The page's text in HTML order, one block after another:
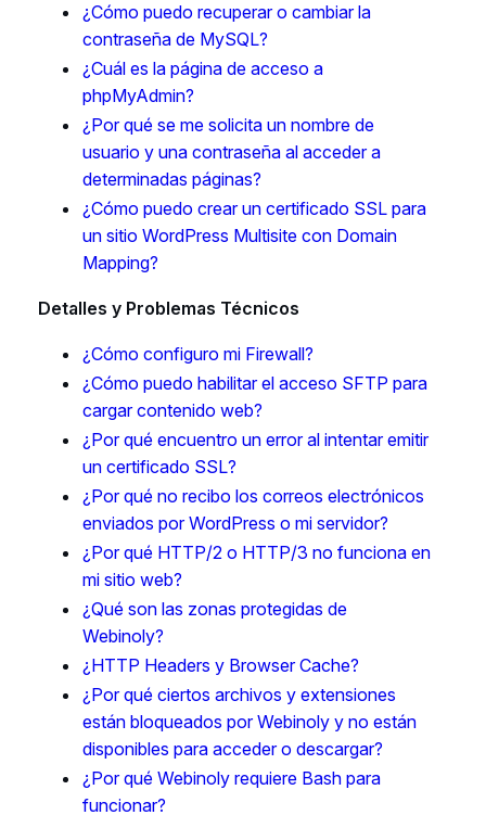
¿Cómo puedo recuperar o cambiar la
contraseña de MySQL?
¿Cuál es la página de acceso a
phpMyAdmin?
¿Por qué se me solicita un nombre de
usuario y una contraseña al acceder a
determinadas páginas?
¿Cómo puedo crear un certificado SSL para
un sitio WordPress Multisite con Domain
Mapping?
Detalles y Problemas Técnicos
¿Cómo configuro mi Firewall?
¿Cómo puedo habilitar el acceso SFTP para
cargar contenido web?
¿Por qué encuentro un error al intentar emitir
un certificado SSL?
¿Por qué no recibo los correos electrónicos
enviados por WordPress o mi servidor?
¿Por qué HTTP/2 o HTTP/3 no funciona en
mi sitio web?
¿Qué son las zonas protegidas de
Webinoly?
¿HTTP Headers y Browser Cache?
¿Por qué ciertos archivos y extensiones
están bloqueados por Webinoly y no están
disponibles para acceder o descargar?
¿Por qué Webinoly requiere Bash para
funcionar?